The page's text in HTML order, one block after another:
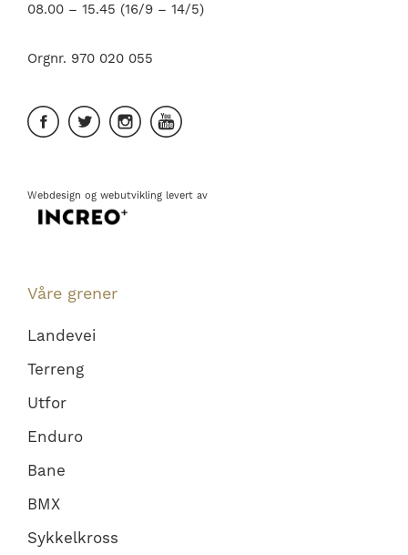
08.00 – 15.45 (16/9 – 14/5)
Orgnr. 970 020 055
Webdesign og webutvikling levert av
Våre grener
Landevei
Terreng
Utfor
Enduro
Bane
BMX
Sykkelkross